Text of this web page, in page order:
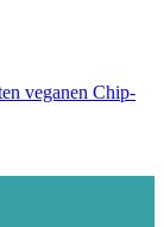
veganen Chip-